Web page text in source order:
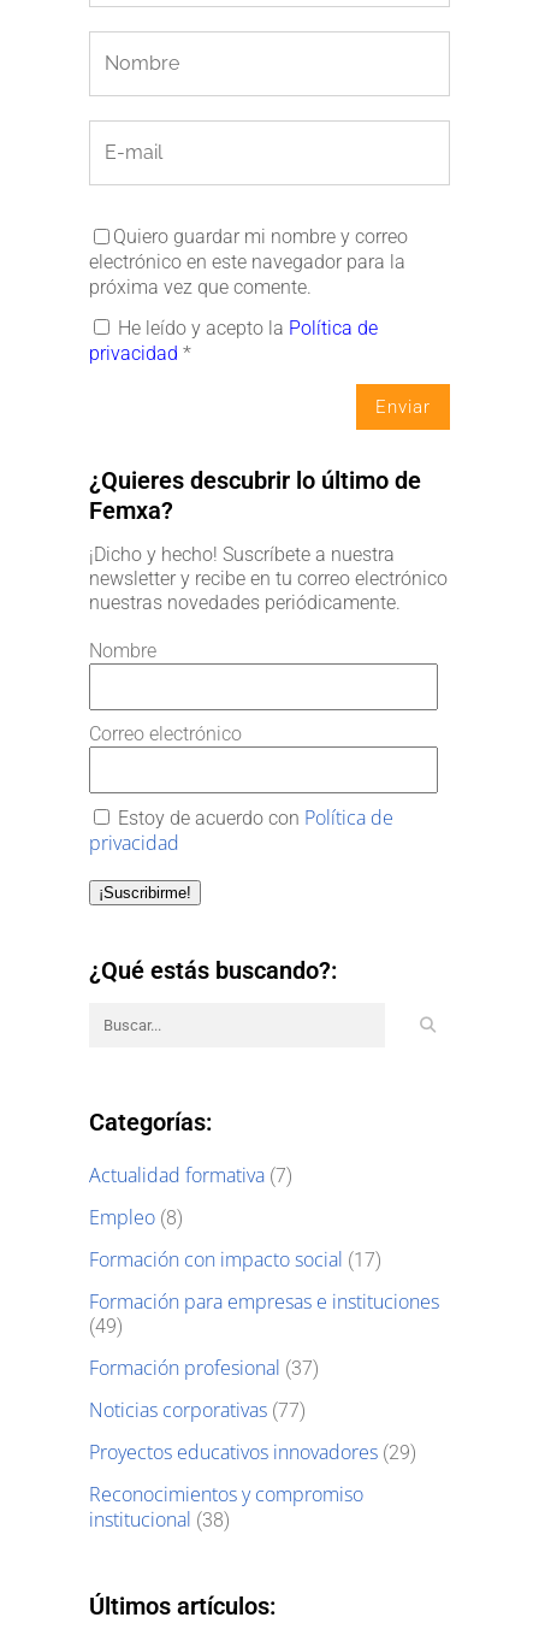
Quiero guardar mi nombre y correo
electrónico en este navegador para la
próxima vez que comente.
He leído y acepto la Política de
privacidad *
¿Quieres descubrir lo último de
Femxa?
¡Dicho y hecho! Suscríbete a nuestra
newsletter y recibe en tu correo electrónico
nuestras novedades periódicamente.
Nombre
Correo electrónico
Estoy de acuerdo con Política de
privacidad
¡Suscribirme!
¿Qué estás buscando?:
Categorías:
Actualidad formativa (7)
Empleo (8)
Formación con impacto social (17)
Formación para empresas e instituciones
(49)
Formación profesional (37)
Noticias corporativas (77)
Proyectos educativos innovadores (29)
Reconocimientos y compromiso
institucional (38)
Últimos artículos: